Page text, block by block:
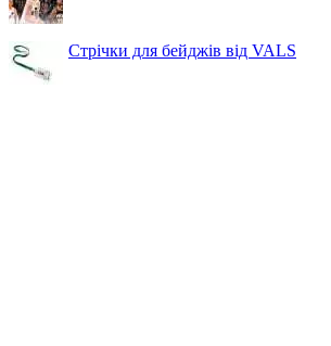
Стрічки для бейджів від VALS